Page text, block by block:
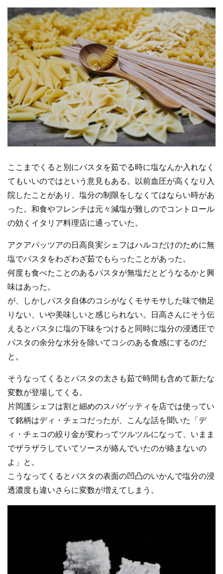
ここまでくると別にパスタを茹でる時に塩なんか入れなく
てもいいのではという意見もある。以前血圧が高くなり入
院したことがあり、塩分の制限をしなくてはならい時があ
った。和食やフレンチは元々減塩が難しのでコントロール
の効くイタリア料理店に通っていた。
アクアパッツアの日高良実シェフはハルコだけのために無
塩でパスタをわざわざ茹でもらったことがあった。
何度も食べたことのあるパスタが無塩だとどうなるかと興
味はあった。
が、しかしパスタ自体のコシがなくモサモサした味で物足
りない、いや美味しいと感じられない。日高さんにそう伝
えるとパスタに塩の下味をつけると同時に塩分の浸透圧で
パスタの余分な水分を除いてコシのある食感にするのだ
と。
そうなってくるとパスタの太さも茹で時間も含めて新たな
変数が登場してくる。
片岡護シェフは割と細めのスパゲッティを店では使ってい
て銘柄はディ・チェコだったが、こんな話を聞いた「デ
ィ・チェコの絞り金が変わってツルツルになって、いまま
でザラザラしていてソースが絡んでいたのが絡まないの
よ」と。
こうなってくるとパスタの表面の凹凸のいかんで塩分の浸
透濃度も違いさらに変数が増えてしまう。